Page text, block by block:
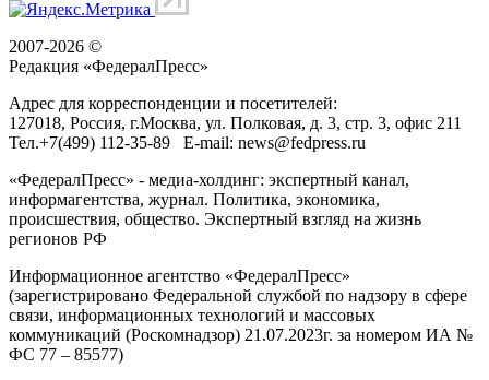
2007-2026 ©
Редакция «ФедералПресс»
Адрес для корреспонденции и посетителей:
127018, Россия, г.Москва, ул. Полковая, д. 3, стр. 3, офис 211
Тел.+7(499) 112-35-89 E-mail: news@fedpress.ru
«ФедералПресс» - медиа-холдинг: экспертный канал,
информагентства, журнал. Политика, экономика,
происшествия, общество. Экспертный взгляд на жизнь
регионов РФ
Информационное агентство «ФедералПресс»
(зарегистрировано Федеральной службой по надзору в сфере
связи, информационных технологий и массовых
коммуникаций (Роскомнадзор) 21.07.2023г. за номером ИА №
ФС 77 – 85577)